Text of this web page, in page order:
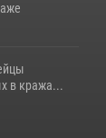
в кража...